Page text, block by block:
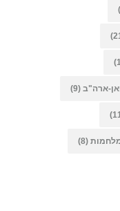
ארה"ב (9)
(8)